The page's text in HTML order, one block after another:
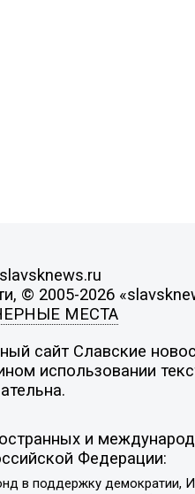
© 2005-2026
МЕСТА
сайт Славские
использовании
и
Федерации:
в поддержку демократии,